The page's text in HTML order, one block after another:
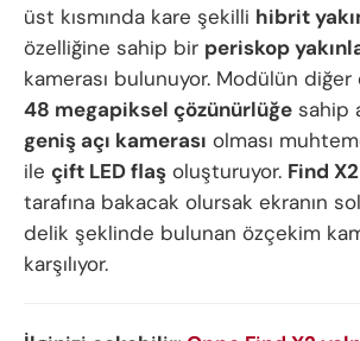
üst kısmında kare şekilli hibrit
özelliğine sahip bir periskop
kamerası bulunuyor. Modülün diğer
48 megapiksel çözünürlüğe sahip
geniş açı kamerası olması
ile çift LED flaş oluşturuyor. Find X2
tarafına bakacak olursak ekranın
delik şeklinde bulunan özçekim
karşılıyor.